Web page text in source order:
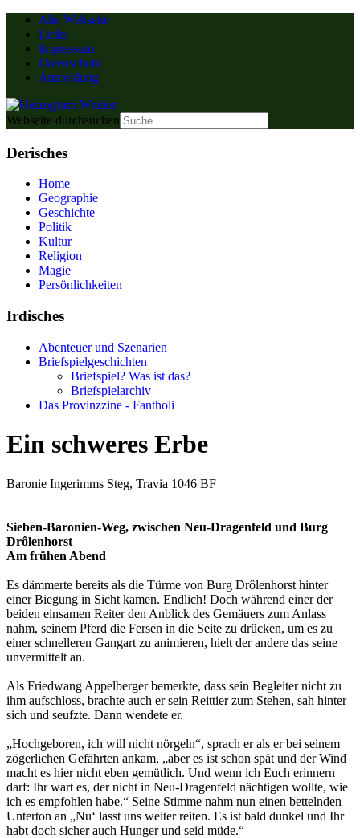
Alte Webseite
Links
Impressum
Datenschutz
Anmeldung
Webseite durchsuchen
Derisches
Home
Geographie
Geschichte
Politik
Kultur
Religion
Magie
Persönlichkeiten
Irdisches
Abenteuer und Szenarien
Briefspielgeschichten
Briefspiel? Was ist das?
Briefspielarchiv
Das Provinzzine - Fantholi
Ein schweres Erbe
Baronie Ingerimms Steg, Travia 1046 BF
Sieben-Baronien-Weg, zwischen Neu-Dragenfeld und Burg
Drôlenhorst
Am frühen Abend
Es dämmerte bereits als die Türme von Burg Drôlenhorst hinter
einer Biegung in Sicht kamen. Endlich! Doch während einer der
beiden einsamen Reiter den Anblick des Gemäuers zum Anlass
nahm, seinem Pferd die Fersen in die Seite zu drücken, um es zu
einer schnelleren Gangart zu animieren, hielt der andere das seine
unvermittelt an.
Als Friedwang Appelberger bemerkte, dass sein Begleiter nicht zu
ihm aufschloss, brachte auch er sein Reittier zum Stehen, sah hinter
sich und seufzte. Dann wendete er.
„Hochgeboren, ich will nicht nörgeln“, sprach er als er bei seinem
zögerlichen Gefährten ankam, „aber es ist schon spät und der Wind
macht es hier nicht eben gemütlich. Und wenn ich Euch erinnern
darf: Ihr wart es, der nicht in Neu-Dragenfeld nächtigen wollte, wie
ich es empfohlen habe.“ Seine Stimme nahm nun einen bettelnden
Unterton an „Nu‘ lasst uns weiter reiten. Es ist bald dunkel und Ihr
habt doch sicher auch Hunger und seid müde.“